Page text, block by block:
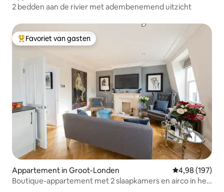
2 bedden aan de rivier met adembenemend uitzicht
Topfavoriet van gasten
Favoriet van gasten
Appartement in Groot-Londen Gemiddelde
4,98 (197)
Boutique-appartement met 2 slaapkamers en airco in het